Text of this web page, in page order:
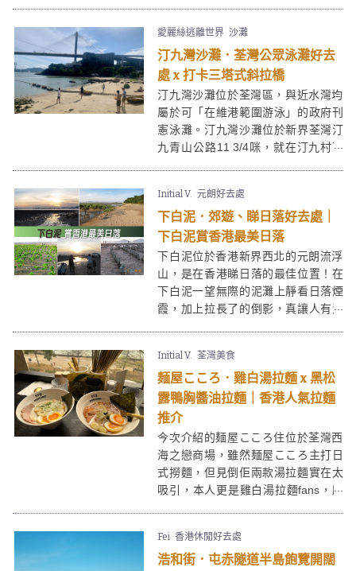
是一個動靜皆宜、內外兼備的郊遊好
去處。
愛麗絲逃離世界 沙灘
汀九灣沙灘．荃灣公眾泳灘好去
處 x 打卡三塔式斜拉橋
汀九灣沙灘位於荃灣區，與近水灣均
屬於可「在維港範圍游泳」的政府刊
憲泳灘。汀九灣沙灘位於新界荃灣汀
九青山公路11 3/4咪，就在汀九村下
因附近和青馬大橋的建造工程而被關
閉，但2014年已經重開，除了繼續吸
引到不少泳客外，還有不少攝影師因
毗鄰的汀九橋而至，皆因汀九橋是世
界首條三塔式斜拉索橋，為必影打卡
位。
Initial V. 元朗好去處
下白泥．郊遊、睇日落好去處｜
下白泥賞香港最美日落
下白泥位於香港新界西北的元朗流浮
山，是在香港睇日落的最佳位置！在
下白泥一望無際的泥灘上靜看日落煙
霞，加上拉長了的倒影，真讓人有洗
前不妨先到天文台網站查看下白泥日
落時間。看日落後可到附近的流浮山
食海鮮，或元朗著名的(佳記甜品)B仔
涼粉吃甜品，當然不要忘記元朗特產 -
老婆餅啦！
Initial V. 荃灣美食
麺屋こころ．雞白湯拉麵 x 黑松
露鴨胸醬油拉麵｜香港人氣拉麵
推介
今次介紹的麺屋こころ住位於荃灣西
海之戀商場，雖然麺屋こころ主打日
式撈麵，但見倒佢兩款湯拉麵實在太
吸引，本人更是雞白湯拉麵fans，所
Fei 香港休閒好去處
浩和街．屯赤隧道半島飽覽開闊